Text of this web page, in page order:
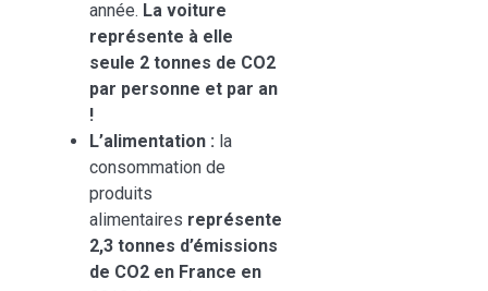
année. La voiture
représente à elle
seule 2 tonnes de CO2
par personne et par an
!
L’alimentation : la
consommation de
produits
alimentaires représente
2,3 tonnes d’émissions
de CO2 en France en